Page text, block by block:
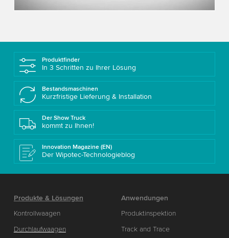
Accept More information
Produktfinder
In 3 Schritten zu Ihrer Lösung
Bestandsmaschinen
Kurzfristige Lieferung & Installation
Der Show Truck
kommt zu Ihnen!
Innovation Magazine (EN)
Der Wipotec-Technologieblog
Produkte & Lösungen
Kontrollwaagen
Durchlaufwaagen
Anwendungen
Produktinspektion
Track and Trace